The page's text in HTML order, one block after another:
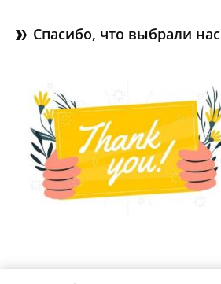
Спасибо, что выбрали нас